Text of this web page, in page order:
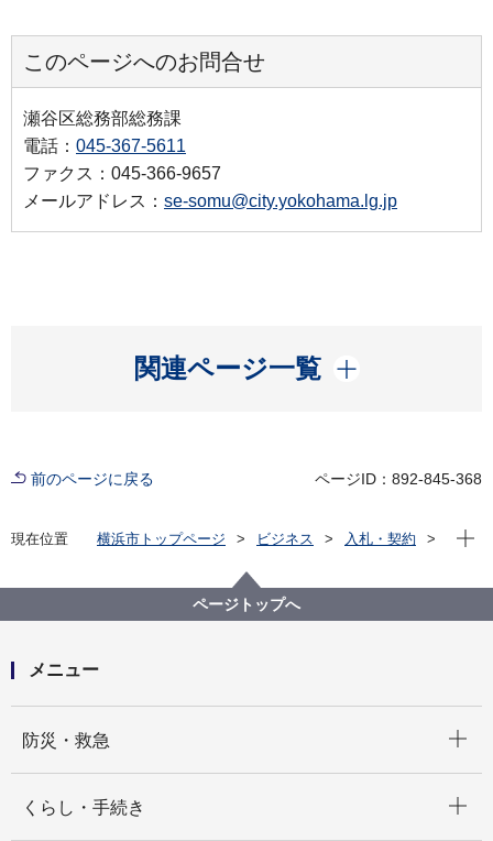
このページへのお問合せ
瀬谷区総務部総務課
電話： 045-367-5611
ファクス：045-366-9657
メールアドレス： se-somu@city.yokohama.lg.jp
関連ページ一覧
開く
前のページに戻る ページID：892-845-368
現在位置 横浜市トップページ ビジネス
入札・契約
【入札結果掲載】【公募型指名競争入札】横浜市長選
挙の期日前投票所への人材派遣
現在
ページトップへ
メニュー
防災・救急
くらし・手続き